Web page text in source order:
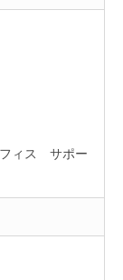
フィス サポー